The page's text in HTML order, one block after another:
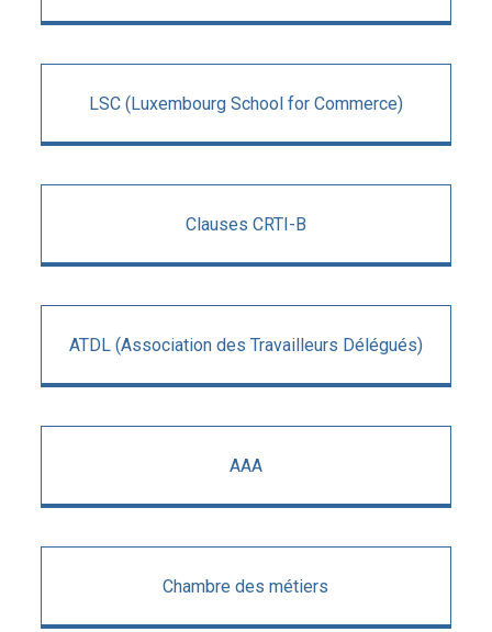
LSC (Luxembourg School for Commerce)
Clauses CRTI-B
ATDL (Association des Travailleurs Délégués)
AAA
Chambre des métiers